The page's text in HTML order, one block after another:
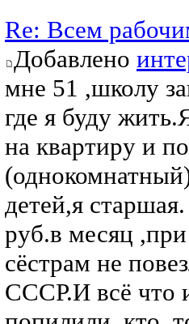
Re: Всем
Добавлено
мне 51 ,школу
где я буду
на квартиру и
детей,я
руб.в месяц
сёстрам не
СССР.И всё что